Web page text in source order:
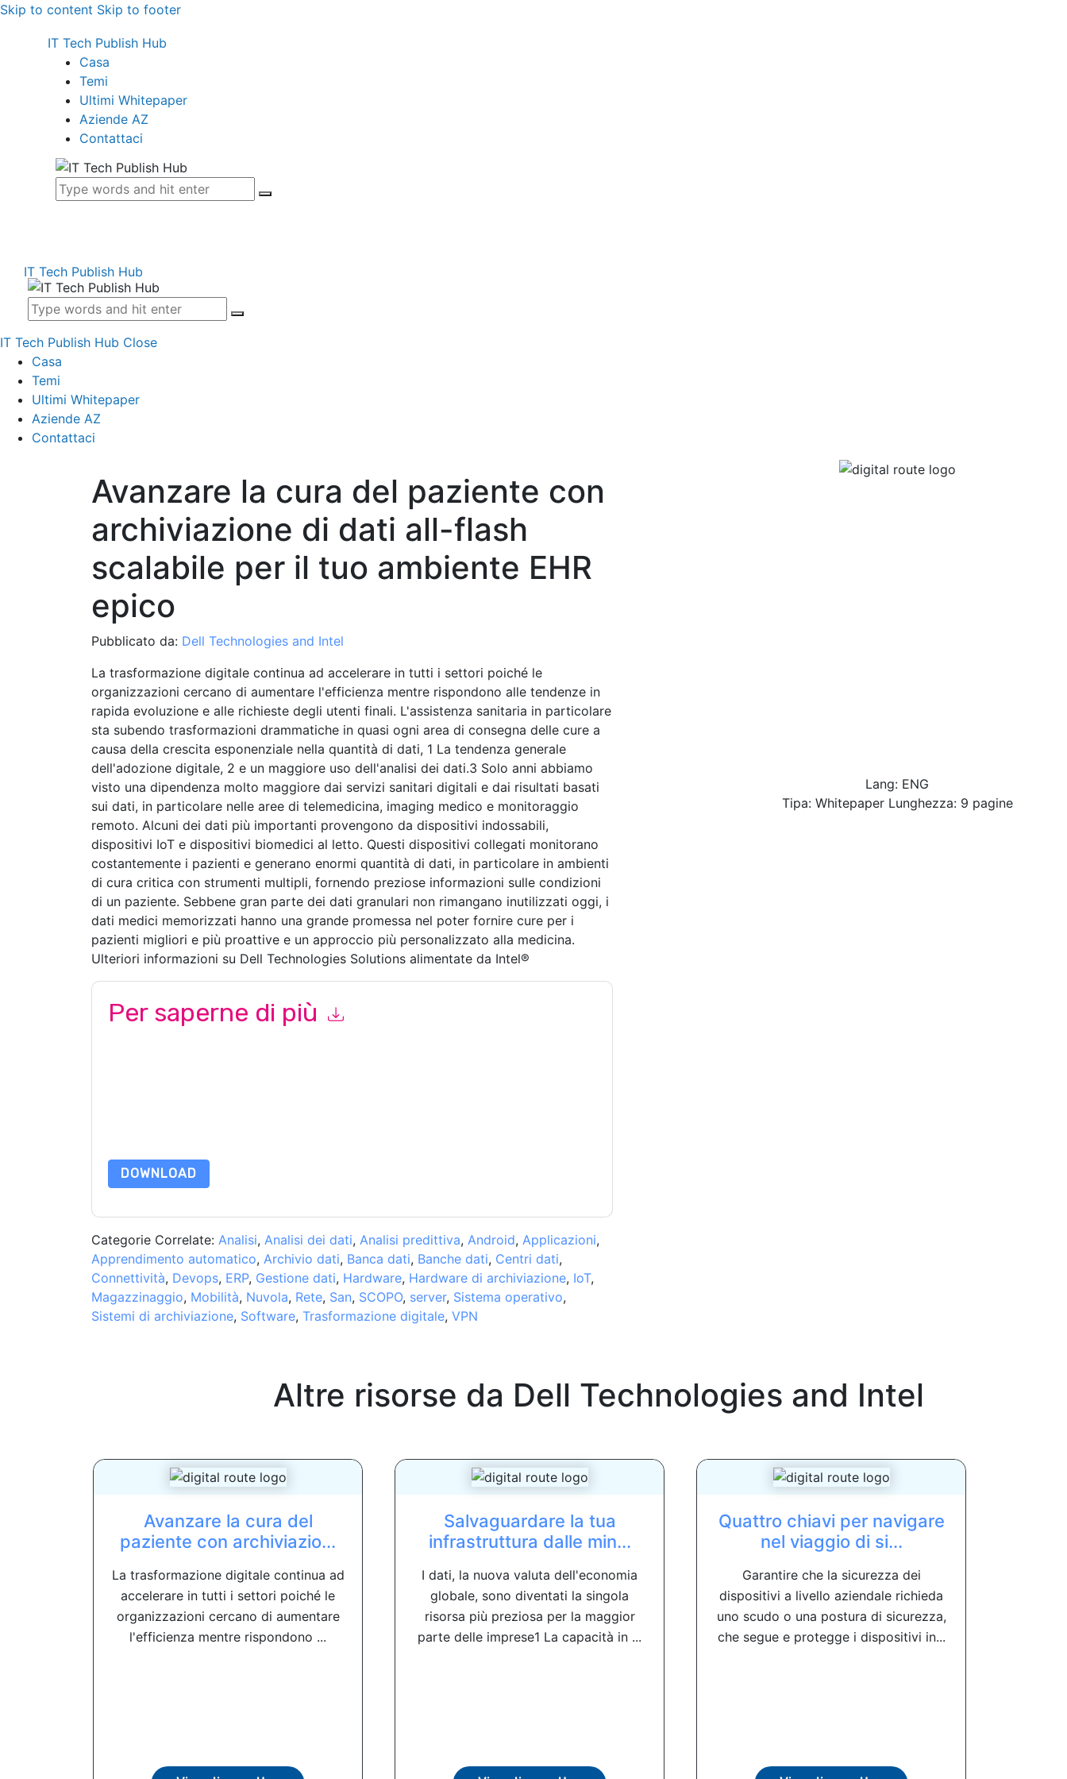
Skip to content Skip to footer
IT Tech Publish Hub
Casa
Temi
Ultimi Whitepaper
Aziende AZ
Contattaci
IT Tech Publish Hub
IT Tech Publish Hub Close
Casa
Temi
Ultimi Whitepaper
Aziende AZ
Contattaci
Avanzare la cura del paziente con
archiviazione di dati all-flash
scalabile per il tuo ambiente EHR
epico
Pubblicato da: Dell Technologies and Intel
La trasformazione digitale continua ad accelerare in tutti i settori poiché le
organizzazioni cercano di aumentare l'efficienza mentre rispondono alle tendenze in
rapida evoluzione e alle richieste degli utenti finali. L'assistenza sanitaria in particolare
sta subendo trasformazioni drammatiche in quasi ogni area di consegna delle cure a
causa della crescita esponenziale nella quantità di dati, 1 La tendenza generale
dell'adozione digitale, 2 e un maggiore uso dell'analisi dei dati.3 Solo anni abbiamo
visto una dipendenza molto maggiore dai servizi sanitari digitali e dai risultati basati
sui dati, in particolare nelle aree di telemedicina, imaging medico e monitoraggio
remoto. Alcuni dei dati più importanti provengono da dispositivi indossabili,
dispositivi IoT e dispositivi biomedici al letto. Questi dispositivi collegati monitorano
costantemente i pazienti e generano enormi quantità di dati, in particolare in ambienti
di cura critica con strumenti multipli, fornendo preziose informazioni sulle condizioni
di un paziente. Sebbene gran parte dei dati granulari non rimangano inutilizzati oggi, i
dati medici memorizzati hanno una grande promessa nel poter fornire cure per i
pazienti migliori e più proattive e un approccio più personalizzato alla medicina.
Ulteriori informazioni su Dell Technologies Solutions alimentate da Intel®
Per saperne di più
DOWNLOAD
Categorie Correlate: Analisi, Analisi dei dati, Analisi predittiva, Android, Applicazioni,
Apprendimento automatico, Archivio dati, Banca dati, Banche dati, Centri dati,
Connettività, Devops, ERP, Gestione dati, Hardware, Hardware di archiviazione, IoT,
Magazzinaggio, Mobilità, Nuvola, Rete, San, SCOPO, server, Sistema operativo,
Sistemi di archiviazione, Software, Trasformazione digitale, VPN
Lang: ENG
Tipa: Whitepaper Lunghezza: 9 pagine
Altre risorse da Dell Technologies and Intel
Avanzare la cura del
paziente con archiviazio...
La trasformazione digitale continua ad
accelerare in tutti i settori poiché le
organizzazioni cercano di aumentare
l'efficienza mentre rispondono ...
Salvaguardare la tua
infrastruttura dalle min...
I dati, la nuova valuta dell'economia
globale, sono diventati la singola
risorsa più preziosa per la maggior
parte delle imprese1 La capacità in ...
Quattro chiavi per navigare
nel viaggio di si...
Garantire che la sicurezza dei
dispositivi a livello aziendale richieda
uno scudo o una postura di sicurezza,
che segue e protegge i dispositivi in...